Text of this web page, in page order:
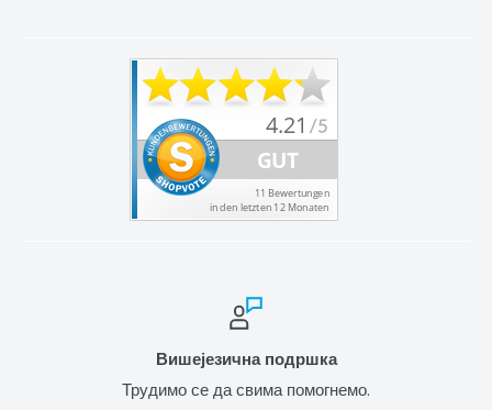
Вишејезична подршка
Трудимо се да свима помогнемо.